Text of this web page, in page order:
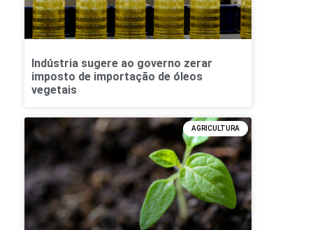
Indústria sugere ao governo zerar
imposto de importação de óleos
vegetais
AGRICULTURA